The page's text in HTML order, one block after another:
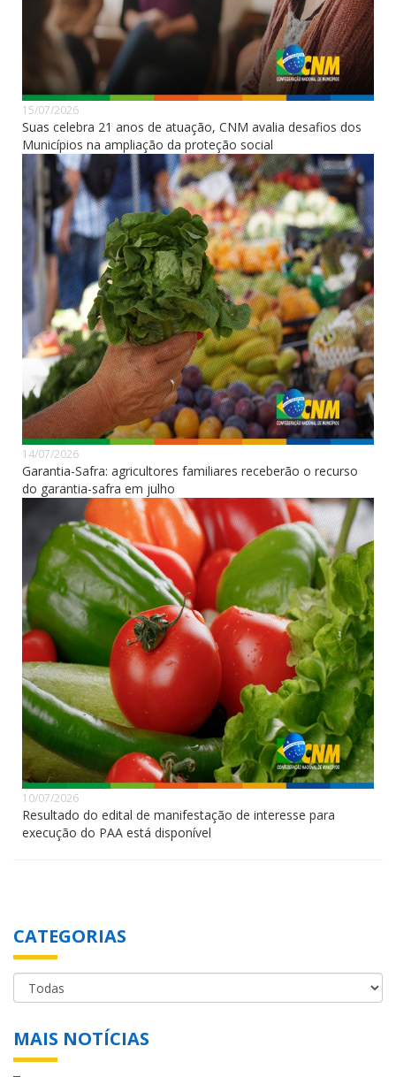
15/07/2026
Suas celebra 21 anos de atuação, CNM avalia desafios dos
Municípios na ampliação da proteção social
14/07/2026
Garantia-Safra: agricultores familiares receberão o recurso
do garantia-safra em julho
10/07/2026
Resultado do edital de manifestação de interesse para
execução do PAA está disponível
CATEGORIAS
MAIS NOTÍCIAS